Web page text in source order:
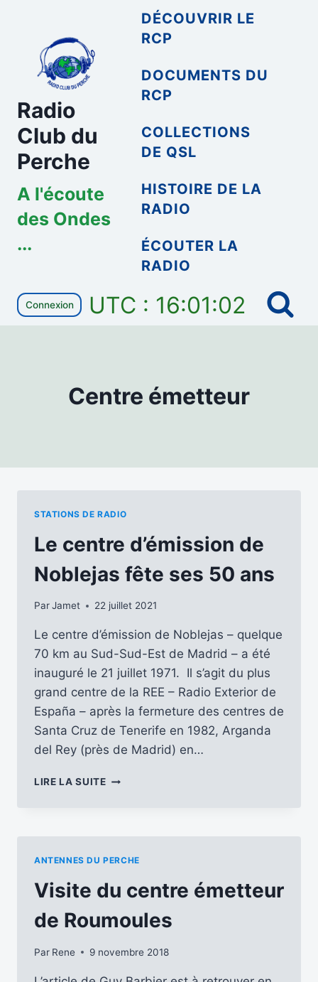
contenu
Radio
Club du
Perche
A l'écoute
des Ondes
...
DÉCOUVRIR LE
RCP
DOCUMENTS DU
RCP
COLLECTIONS
DE QSL
HISTOIRE DE LA
RADIO
ÉCOUTER LA
RADIO
Connexion UTC : 16:01:02
Centre émetteur
STATIONS DE RADIO
Le centre d’émission de
Noblejas fête ses 50 ans
ParJamet 22 juillet 2021
Le centre d’émission de Noblejas – quelque
70 km au Sud-Sud-Est de Madrid – a été
inauguré le 21 juillet 1971. Il s’agit du plus
grand centre de la REE – Radio Exterior de
España – après la fermeture des centres de
Santa Cruz de Tenerife en 1982, Arganda
del Rey (près de Madrid) en…
LIRE LA SUITELE
50
ANS
ANTENNES DU PERCHE
Visite du centre émetteur
de Roumoules
Par Rene 9 novembre 2018